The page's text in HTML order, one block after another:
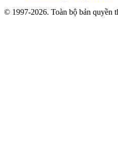
© 1997-2026. Toàn bộ bản quyền